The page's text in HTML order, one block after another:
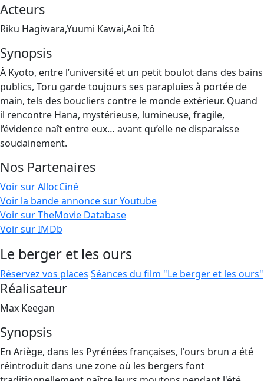
Acteurs
Riku Hagiwara,Yuumi Kawai,Aoi Itô
Synopsis
À Kyoto, entre l’université et un petit boulot dans des bains
publics, Toru garde toujours ses parapluies à portée de
main, tels des boucliers contre le monde extérieur. Quand
il rencontre Hana, mystérieuse, lumineuse, fragile,
l’évidence naît entre eux… avant qu’elle ne disparaisse
soudainement.
Nos Partenaires
Voir sur AllocCiné
Voir la bande annonce sur Youtube
Voir sur TheMovie Database
Voir sur IMDb
Le berger et les ours
Réservez vos places Séances du film "Le berger et les ours"
Réalisateur
Max Keegan
Synopsis
En Ariège, dans les Pyrénées françaises, l'ours brun a été
réintroduit dans une zone où les bergers font